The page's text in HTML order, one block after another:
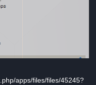
apps/files/files/45245?